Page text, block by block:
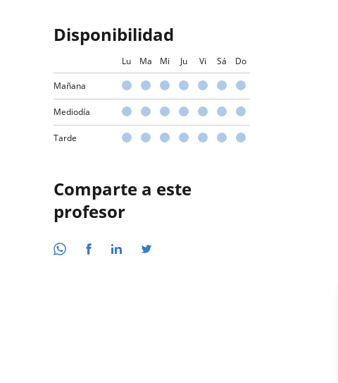
Disponibilidad
Lu Ma Mi Ju Vi Sá Do
Mañana
Mediodía
Tarde
Comparte a este
profesor